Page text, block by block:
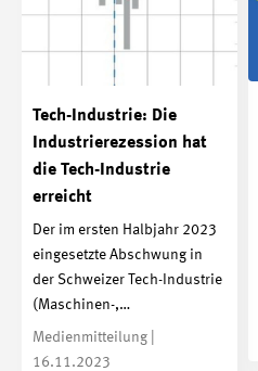
Tech-Industrie: Die
Industrierezession hat
die Tech-Industrie
erreicht
Der im ersten Halbjahr 2023
eingesetzte Abschwung in
der Schweizer Tech-Industrie
(Maschinen-,…
Medienmitteilung |
16.11.2023